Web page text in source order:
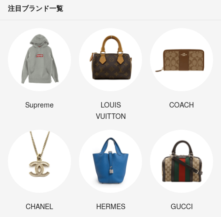
注目ブランド一覧
Supreme
LOUIS
VUITTON
COACH
CHANEL HERMES GUCCI